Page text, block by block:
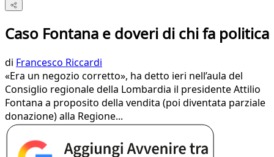
Caso Fontana e doveri di chi fa politica
di Francesco Riccardi
«Era un negozio corretto», ha detto ieri nell’aula del
Consiglio regionale della Lombardia il presidente Attilio
Fontana a proposito della vendita (poi diventata parziale
donazione) alla Regione...